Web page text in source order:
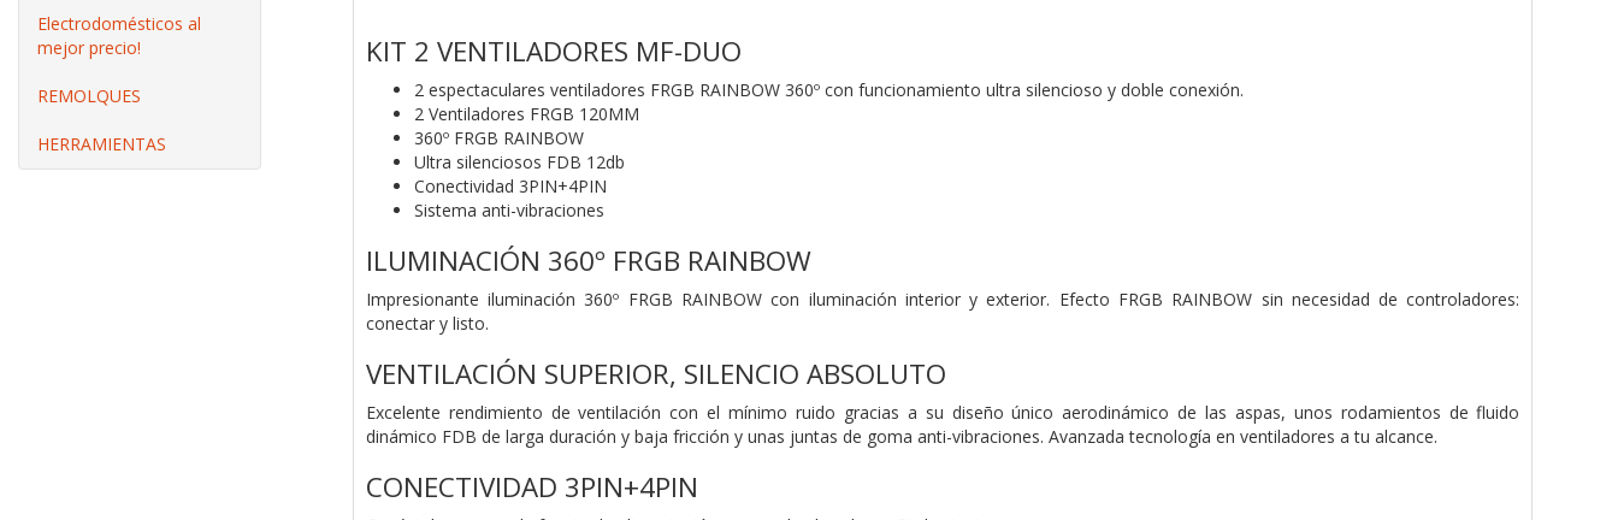
Electrodomésticos al
mejor precio!
REMOLQUES
HERRAMIENTAS
KIT 2 VENTILADORES MF-DUO
2 espectaculares ventiladores FRGB RAINBOW 360º con funcionamiento ultra silencioso y doble conexión.
2 Ventiladores FRGB 120MM
360º FRGB RAINBOW
Ultra silenciosos FDB 12db
Conectividad 3PIN+4PIN
Sistema anti-vibraciones
ILUMINACIÓN 360º FRGB RAINBOW
Impresionante iluminación 360º FRGB RAINBOW con iluminación interior y exterior. Efecto FRGB RAINBOW sin necesidad de controladores:
conectar y listo.
VENTILACIÓN SUPERIOR, SILENCIO ABSOLUTO
Excelente rendimiento de ventilación con el mínimo ruido gracias a su diseño único aerodinámico de las aspas, unos rodamientos de fluido
dinámico FDB de larga duración y baja fricción y unas juntas de goma anti-vibraciones. Avanzada tecnología en ventiladores a tu alcance.
CONECTIVIDAD 3PIN+4PIN